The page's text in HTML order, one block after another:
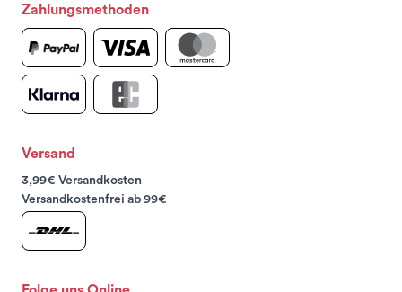
Zahlungsmethoden
Versand
3,99€ Versandkosten
Versandkostenfrei ab 99€